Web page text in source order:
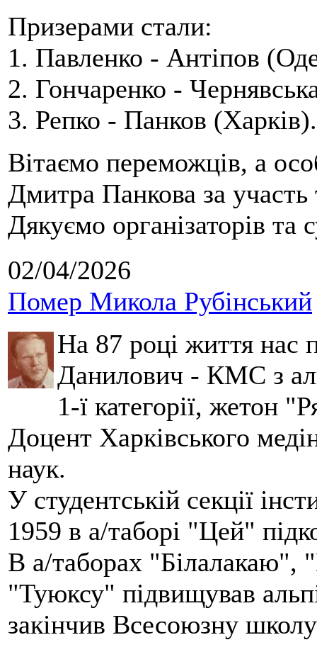
Призерами стали:
1. Павленко - Антіпов
2. Гончаренко -
3. Репко - Панков (Харків).
Вітаємо переможців, а
Дмитра Панкова за
Дякуємо організаторів та
02/04/2026
Помер Микола Рубінський
На 87 році життя нас
Данилович - КМС з
1-ї категорії, жетон
Доцент Харківського
наук.
У студентській секції
1959 в а/таборі "Цей"
В а/таборах "Білалакаю",
"Туюксу" підвищував
закінчив Всесоюзну